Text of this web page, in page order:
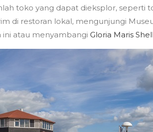
toko yang dapat dieksplor, seperti
di restoran lokal, mengunjungi
ini atau menyambangi Gloria Maris